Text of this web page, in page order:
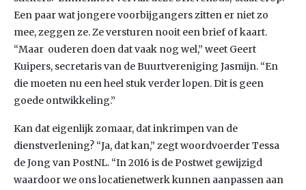
Een paar wat jongere voorbijgangers zitten er niet zo
mee, zeggen ze. Ze versturen nooit een brief of kaart.
“Maar ouderen doen dat vaak nog wel,” weet Geert
Kuipers, secretaris van de Buurtvereniging Jasmijn. “En
die moeten nu een heel stuk verder lopen. Dit is geen
goede ontwikkeling.”
Kan dat eigenlijk zomaar, dat inkrimpen van de
dienstverlening? “Ja, dat kan,” zegt woordvoerder Tessa
de Jong van PostNL. “In 2016 is de Postwet gewijzigd
waardoor we ons locatienetwerk kunnen aanpassen aan